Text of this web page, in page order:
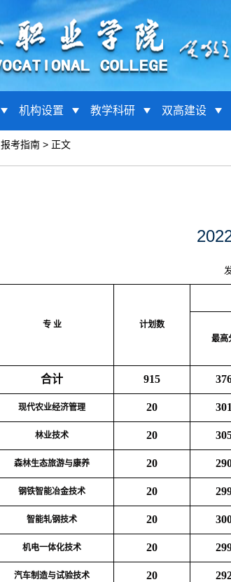
机构设置 教学科研 双高建设
报考指南 > 正文
专 业 计划数
最高
合计 915
现代农业经济管理 20 301
林业技术 20
森林生态旅游与康养 20
钢铁智能冶金技术 20
智能轧钢技术 20
机电一体化技术 20
汽车制造与试验技术 20